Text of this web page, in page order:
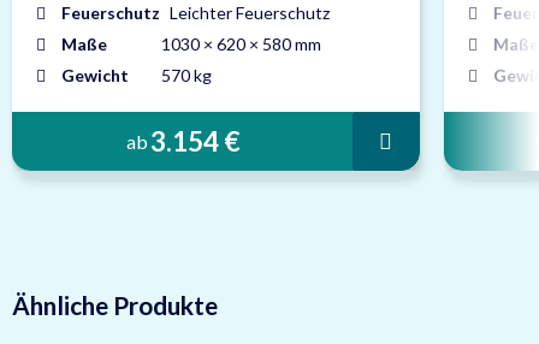
Feuerschutz Leichter Feuerschutz
Maße
1030 × 620 × 580 mm
Gewicht
570 kg
ab 3.154 €
Maße
Ähnliche Produkte